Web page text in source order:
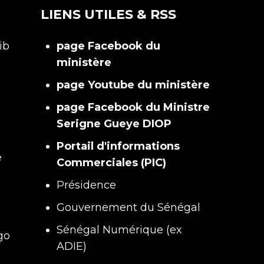
LIENS UTILES & RSS
page Facebook du
ministère
page Youtube du ministère
page Facebook du Ministre
Serigne Gueye DIOP
Portail d'informations
Commerciales (PIC)
Présidence
Gouvernement du Sénégal
Sénégal Numérique (ex
ADIE)